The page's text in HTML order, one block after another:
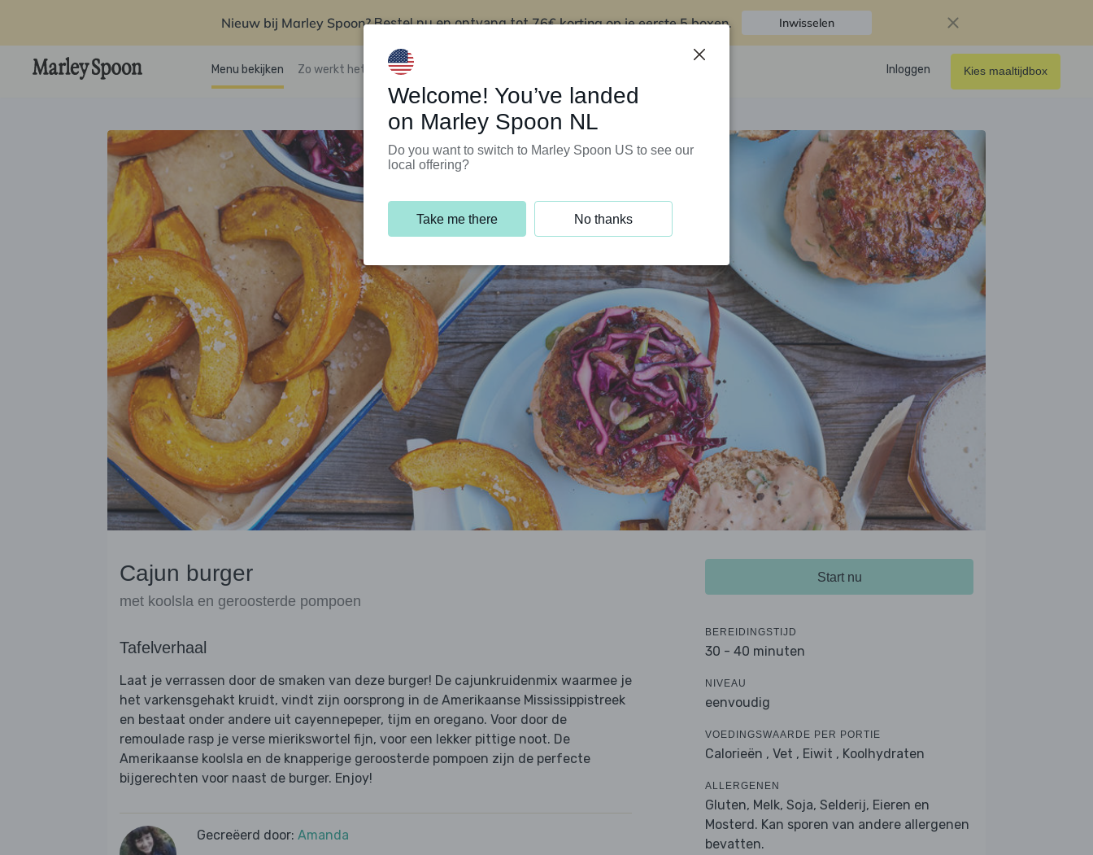
Nieuw bij Marley Spoon?Bestel nu en ontvang tot76€ korting op je eerste 5 boxen. Inwisselen
Menu bekijken Zo werkt het Klantenservice Inloggen Kies maaltijdbox
Cajun burger
met koolsla en geroosterde pompoen
Tafelverhaal
Laat je verrassen door de smaken van deze burger! De cajunkruidenmix waarmee je
het varkensgehakt kruidt, vindt zijn oorsprong in de Amerikaanse Mississippistreek
en bestaat onder andere uit cayennepeper, tijm en oregano. Voor door de
remoulade rasp je verse mierikswortel fijn, voor een lekker pittige noot. De
Amerikaanse koolsla en de knapperige geroosterde pompoen zijn de perfecte
bijgerechten voor naast de burger. Enjoy!
Gecreëerd door: Amanda
Start nu
BEREIDINGSTIJD
30 - 40 minuten
NIVEAU
eenvoudig
VOEDINGSWAARDE PER PORTIE
Calorieën , Vet , Eiwit , Koolhydraten
ALLERGENEN
Gluten, Melk, Soja, Selderij, Eieren en
Mosterd. Kan sporen van andere allergenen
bevatten.
Welcome! You’ve landed
on Marley Spoon NL
Do you want to switch to Marley Spoon US to see our
local offering?
Take me there No thanks